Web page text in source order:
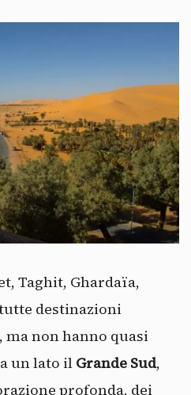
Taghit, Ghardaïa,
destinazioni
non hanno quasi
un lato il Grande Sud,
profonda, dei